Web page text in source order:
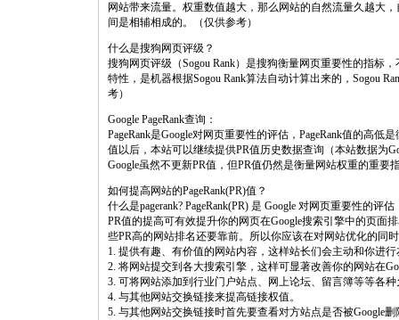
网站带来流量。权重数值越大，那么网站的自然流量久越大
间是相辅相成的。（仅供参考）
什么是搜狗网页评级？
搜狗网页评级（Sogou Rank）是搜狗衡量网页重要性的指标
特性，是机器根据Sogou Rank算法自动计算出来的，Sogou
考）
Google PageRank查询：
PageRank是Google对网页重要性的评估，PageRank值的高
值以后，本站可以继续提供PR值历史数据查询（本站数据为
Google虽然不更新PR值，但PR值仍然是衡量网站权重的重要
如何提高网站的PageRank(PR)值？
什么是pagerank? PageRank(PR) 是 Google 对网页重要性的评估
PR值的提高可有效提升你的网页在Google搜索引擎中的页面
些PR高的网站排名还要靠前。所以你应该在对网站优化的同
1. 提供有趣、有价值的网站内容，这样站长们会主动和你进
2. 将网站提交到各大搜索引擎，这样可显著改善你的网站在
3. 可将网站添加到行业门户站点、网上论坛、留言簿等等各
4. 与其他网站交换链接来提高链接权值。
5. 与其他网站交换链接时首先要查看对方站点是否被Google